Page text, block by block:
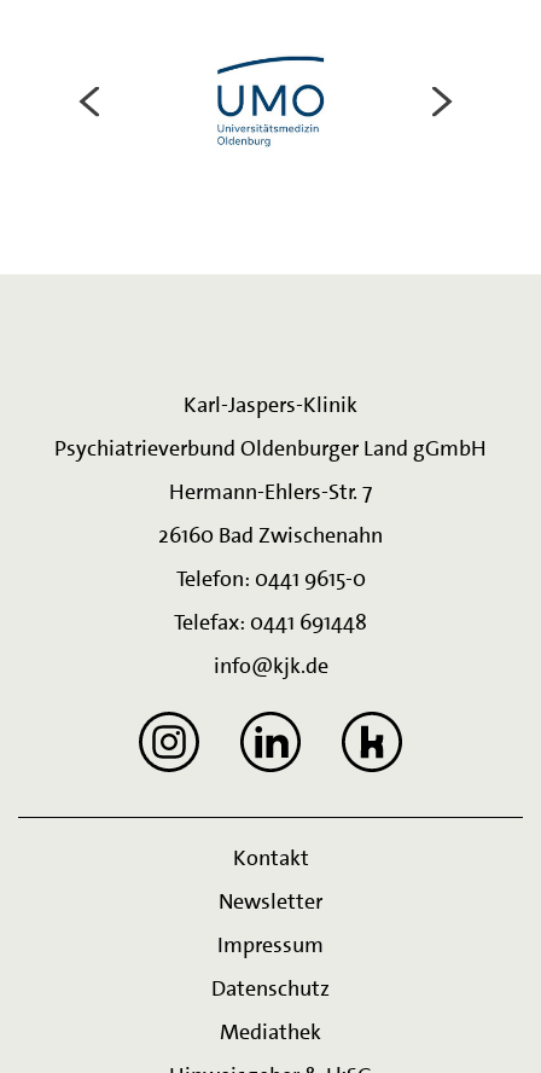
Karl-Jaspers-Klinik
Psychiatrieverbund Oldenburger Land gGmbH
Hermann-Ehlers-Str. 7
26160 Bad Zwischenahn
Telefon: 0441 9615-0
Telefax: 0441 691448
info@kjk.de
Kontakt
Newsletter
Impressum
Datenschutz
Mediathek